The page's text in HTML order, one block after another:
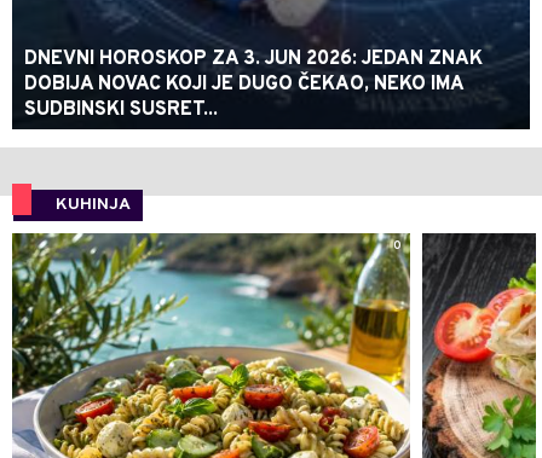
DNEVNI HOROSKOP ZA 3. JUN 2026: JEDAN ZNAK
DOBIJA NOVAC KOJI JE DUGO ČEKAO, NEKO IMA
SUDBINSKI SUSRET...
KUHINJA
0